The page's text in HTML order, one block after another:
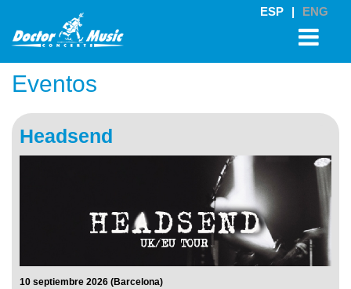
Eventos
Headsend
10 septiembre 2026 (Barcelona)
ESP | ENG